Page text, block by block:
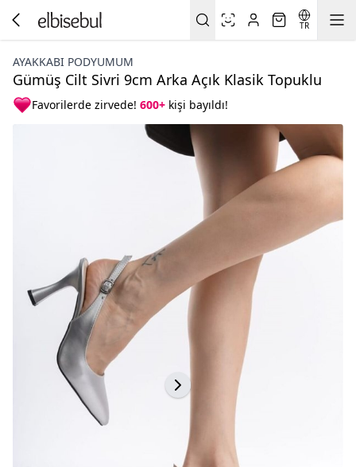
TR
AYAKKABI PODYUMUM
Gümüş Cilt Sivri 9cm Arka Açık Klasik Topuklu
Favorilerde zirvede! 600+ kişi bayıldı!